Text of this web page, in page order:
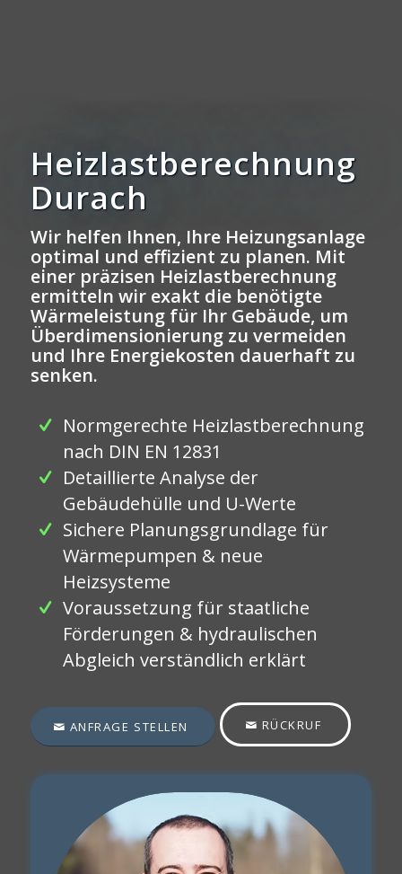
Heizlastberechnung
Durach
Wir helfen Ihnen, Ihre Heizungsanlage
optimal und effizient zu planen. Mit
einer präzisen Heizlastberechnung
ermitteln wir exakt die benötigte
Wärmeleistung für Ihr Gebäude, um
Überdimensionierung zu vermeiden
und Ihre Energiekosten dauerhaft zu
senken.
Normgerechte Heizlastberechnung
nach DIN EN 12831
Detaillierte Analyse der
Gebäudehülle und U-Werte
Sichere Planungsgrundlage für
Wärmepumpen & neue
Heizsysteme
Voraussetzung für staatliche
Förderungen & hydraulischen
Abgleich verständlich erklärt
ANFRAGE STELLEN RÜCKRUF